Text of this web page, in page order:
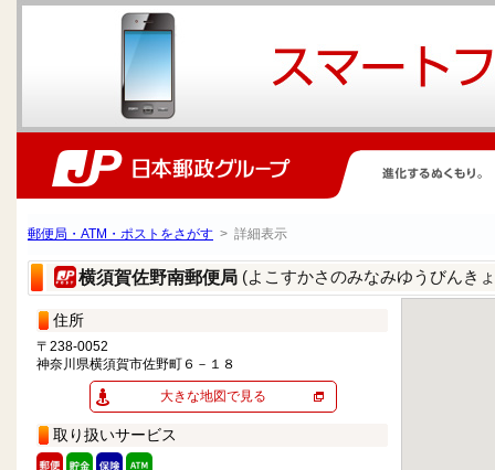
郵便局・ATM・ポストをさがす > 詳細表示
横須賀佐野南郵便局 (よこすかさのみなみゆうびんき
住所
〒238-0052
神奈川県横須賀市佐野町６－１８
大きな地図で見る
取り扱いサービス